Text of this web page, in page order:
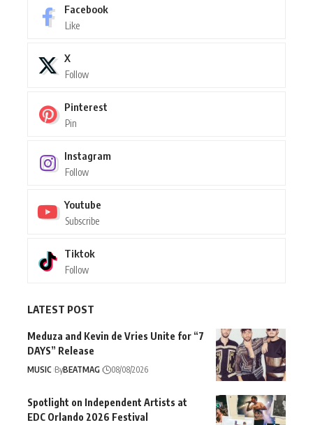
Facebook
Like
X
Follow
Pinterest
Pin
Instagram
Follow
Youtube
Subscribe
Tiktok
Follow
LATEST POST
Meduza and Kevin de Vries Unite for “7
DAYS” Release
MUSIC ByBEATMAG 08/08/2026
Spotlight on Independent Artists at
EDC Orlando 2026 Festival